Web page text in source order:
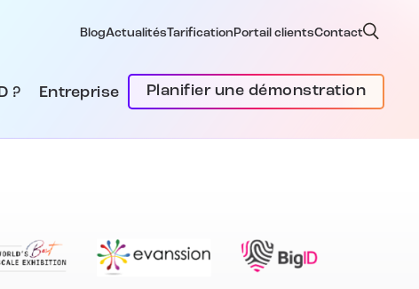
BlogActualitésTarification Portail clientsContact
? Entreprise Planifier une démonstration